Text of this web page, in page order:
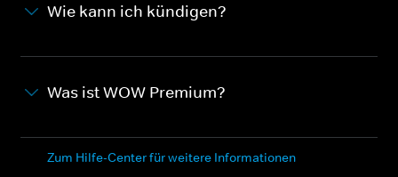
Wie kann ich kündigen?
Was ist WOW Premium?
Zum Hilfe-Center für weitere Informationen